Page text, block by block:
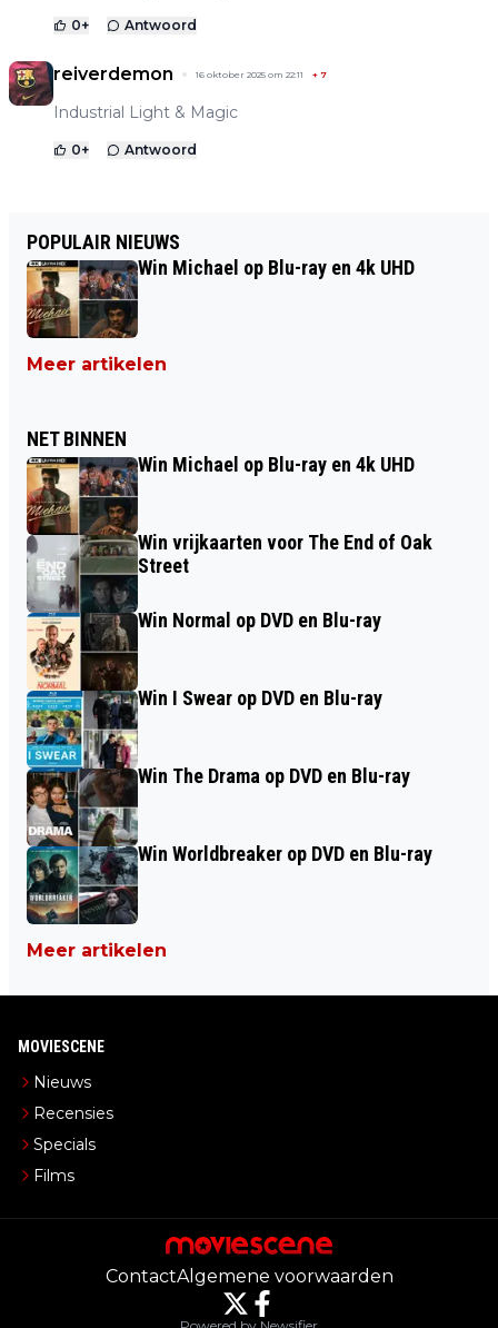
0+ Antwoord
reiverdemon 16 oktober 2025 om 22:11 + 7
Industrial Light & Magic
0+ Antwoord
POPULAIR NIEUWS
Win Michael op Blu-ray en 4k UHD
Meer artikelen
NET BINNEN
Win Michael op Blu-ray en 4k UHD
Win vrijkaarten voor The End of Oak
Street
Win Normal op DVD en Blu-ray
Win I Swear op DVD en Blu-ray
Win The Drama op DVD en Blu-ray
Win Worldbreaker op DVD en Blu-ray
Meer artikelen
MOVIESCENE
Nieuws
Recensies
Specials
Films
ContactAlgemene voorwaarden